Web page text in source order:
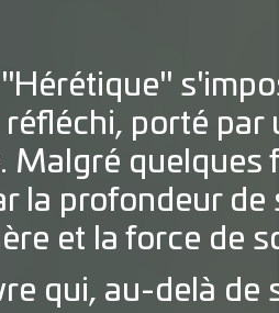
réfléchi, porté
Malgré quelques
la profondeur de
et la force de
qui, au-delà de